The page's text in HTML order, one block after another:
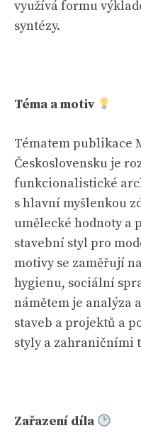
využívá formu
syntézy.
Téma a motiv
Tématem publikace
Československu je
funkcionalistické
s hlavní myšlenkou
umělecké hodnoty a
stavební styl pro
motivy se zaměřují
hygienu, sociální
námětem je analýza
staveb a projektů a
styly a zahraničními
Zařazení díla